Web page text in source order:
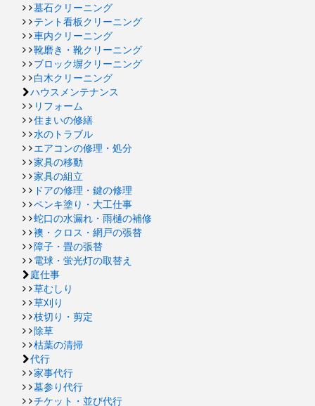
墓石クリーニング
テント看板クリーニング
車内クリーニング
靴磨き・靴クリーニング
ブロック塀クリーニング
白木クリーニング
ハウスメンテナンス
リフォーム
住まいの修繕
水のトラブル
エアコンの修理・処分
家具の移動
家具の組立
ドアの修理・鍵の修理
ペンキ塗り・大工仕事
蛇口の水漏れ・雨樋の補修
襖・クロス・網戸の張替
障子・畳の張替
電球・蛍光灯の取替え
庭仕事
草むしり
草刈り
枝切り・剪定
除草
枯葉の清掃
代行
家事代行
墓参り代行
チケット・並び代行